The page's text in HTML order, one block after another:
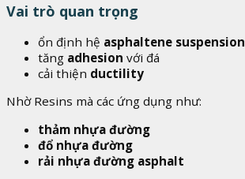
Vai trò quan trọng
ổn định hệ asphaltene suspension
tăng adhesion với đá
cải thiện ductility
Nhờ Resins mà các ứng dụng như:
thảm nhựa đường
đổ nhựa đường
rải nhựa đường asphalt